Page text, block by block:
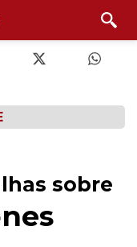
sobre